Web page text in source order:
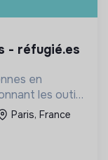
en
les outils
Paris, France